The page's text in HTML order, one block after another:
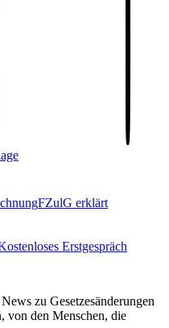
FZulG erklärt
Erstgespräch
zu Gesetzesänderungen
von den Menschen, die